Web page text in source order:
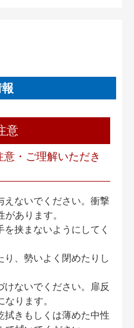
意
・ご理解いただき
ないでください。衝撃
あります。
挟まないようにしてく
、勢いよく閉めたりし
ないでください。扉反
ります。
きもしくは薄めた中性